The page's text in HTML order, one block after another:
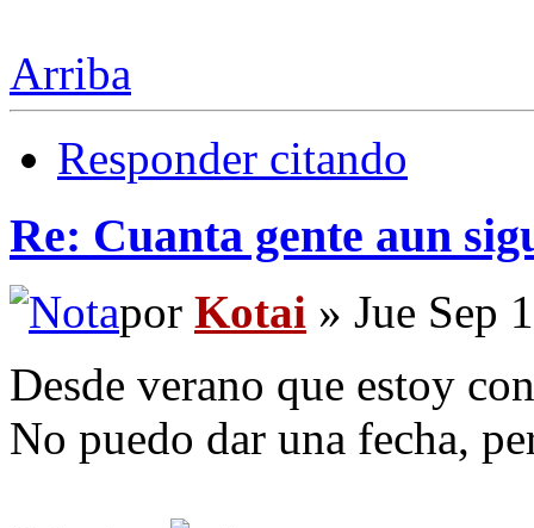
Arriba
Responder citando
Re: Cuanta gente aun
por Kotai » Jue Sep
Desde verano que estoy
No puedo dar una fecha,